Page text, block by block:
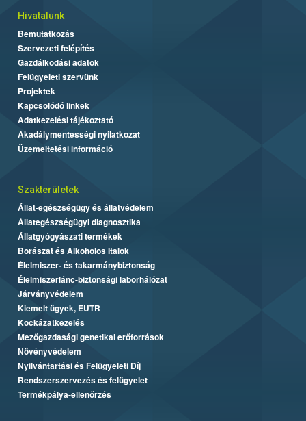
Hivatalunk
Bemutatkozás
Szervezeti felépítés
Gazdálkodási adatok
Felügyeleti szervünk
Projektek
Kapcsolódó linkek
Adatkezelési tájékoztató
Akadálymentességi nyilatkozat
Üzemeltetési információ
Szakterületek
Állat-egészségügy és állatvédelem
Állategészségügyi diagnosztika
Állatgyógyászati termékek
Borászat és Alkoholos Italok
Élelmiszer- és takarmánybiztonság
Élelmiszerlánc-biztonsági laborhálózat
Járványvédelem
Kiemelt ügyek, EUTR
Kockázatkezelés
Mezőgazdasági genetikai erőforrások
Növényvédelem
Nyilvántartási és Felügyeleti Díj
Rendszerszervezés és felügyelet
Termékpálya-ellenőrzés